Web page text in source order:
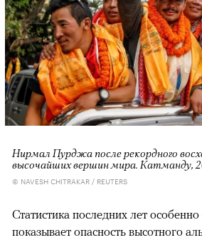
Нирмал Пурджа после рекордного
высочайших вершин мира. Катманду,
© NAVESH CHITRAKAR / REUTERS
Статистика последних лет особенно
показывает опасность высотного